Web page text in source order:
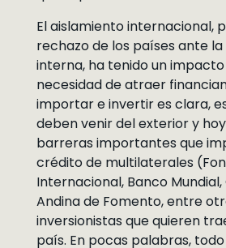
El aislamiento internacional,
rechazo de los países ante
interna, ha tenido un impacto
necesidad de atraer
importar e invertir es clara,
deben venir del exterior y
barreras importantes que
crédito de multilaterales
Internacional, Banco
Andina de Fomento, entre
inversionistas que quieren
país. En pocas palabras,